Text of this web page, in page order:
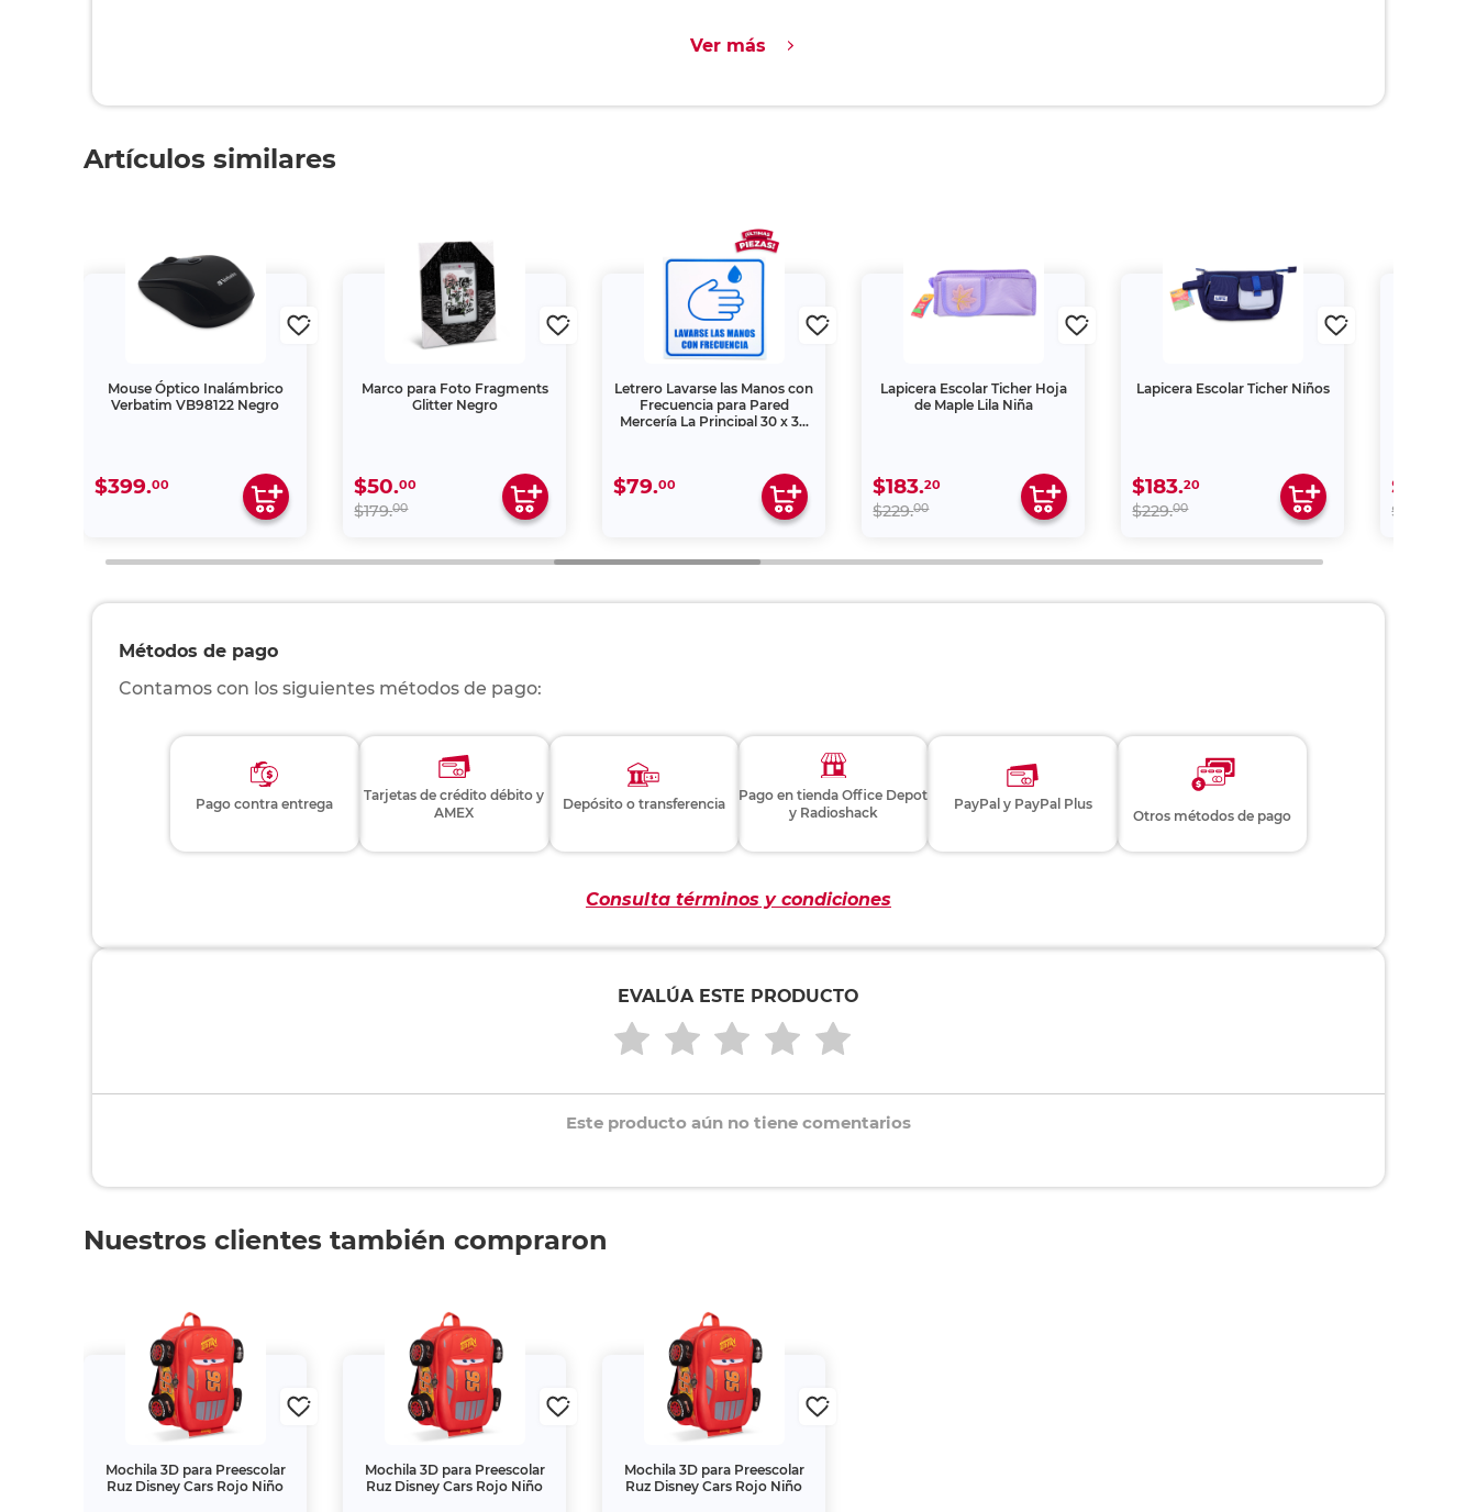
Ver más
Artículos similares
Mouse Óptico Inalámbrico
Verbatim VB98122 Negro
$399.00
Marco para Foto Fragments
Glitter Negro
$50.00
$179.00
Letrero Lavarse las Manos con
Frecuencia para Pared
Mercería La Principal 30 x 30
$79.00
Lapicera Escolar Ticher Hoja
de Maple Lila Niña
$183.20
$229.00
Lapicera Escolar Ticher Niños
$183.20
$229.00
$50.
$119.
Métodos de pago
Contamos con los siguientes métodos de pago:
Pago contra entrega
Tarjetas de crédito débito y
AMEX
Depósito o transferencia
Pago en tienda Office Depot
y Radioshack
PayPal y PayPal Plus
Otros métodos de pago
Consulta términos y condiciones
EVALÚA ESTE PRODUCTO
Este producto aún no tiene comentarios
Nuestros clientes también compraron
Mochila 3D para Preescolar
Ruz Disney Cars Rojo Niño
Mochila 3D para Preescolar
Ruz Disney Cars Rojo Niño
Mochila 3D para Preescolar
Ruz Disney Cars Rojo Niño